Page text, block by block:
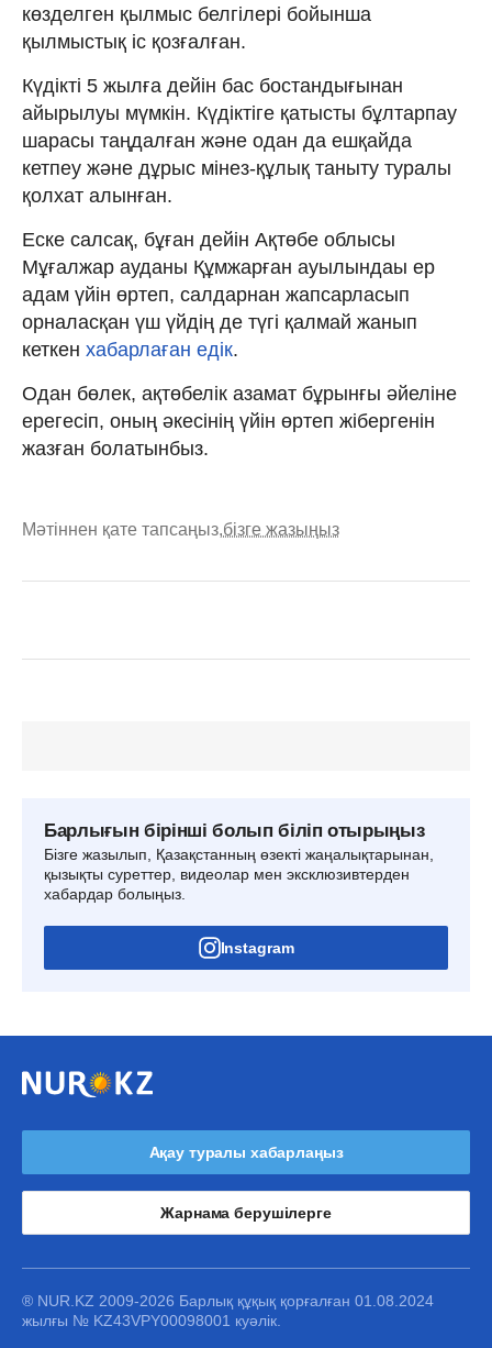
көзделген қылмыс белгілері бойынша
қылмыстық іс қозғалған.
Күдікті 5 жылға дейін бас бостандығынан
айырылуы мүмкін. Күдіктіге қатысты бұлтарпау
шарасы таңдалған және одан да ешқайда
кетпеу және дұрыс мінез-құлық таныту туралы
қолхат алынған.
Еске салсақ, бұған дейін Ақтөбе облысы
Мұғалжар ауданы Құмжарған ауылындаы ер
адам үйін өртеп, салдарнан жапсарласып
орналасқан үш үйдің де түгі қалмай жанып
кеткен хабарлаған едік.
Одан бөлек, ақтөбелік азамат бұрынғы әйеліне
ерегесіп, оның әкесінің үйін өртеп жібергенін
жазған болатынбыз.
Мәтіннен қате тапсаңыз,бізге жазыңыз
Барлығын бірінші болып біліп отырыңыз
Бізге жазылып, Қазақстанның өзекті жаңалықтарынан,
қызықты суреттер, видеолар мен эксклюзивтерден
хабардар болыңыз.
Instagram
Ақау туралы хабарлаңыз
Жарнама берушілерге
® NUR.KZ 2009-2026 Барлық құқық қорғалған 01.08.2024
жылғы № KZ43VPY00098001 куәлік.